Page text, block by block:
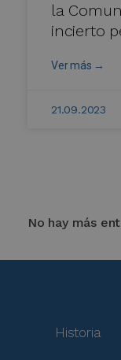
la
incierto
Ver más →
21.09.2023
No hay más
Historia